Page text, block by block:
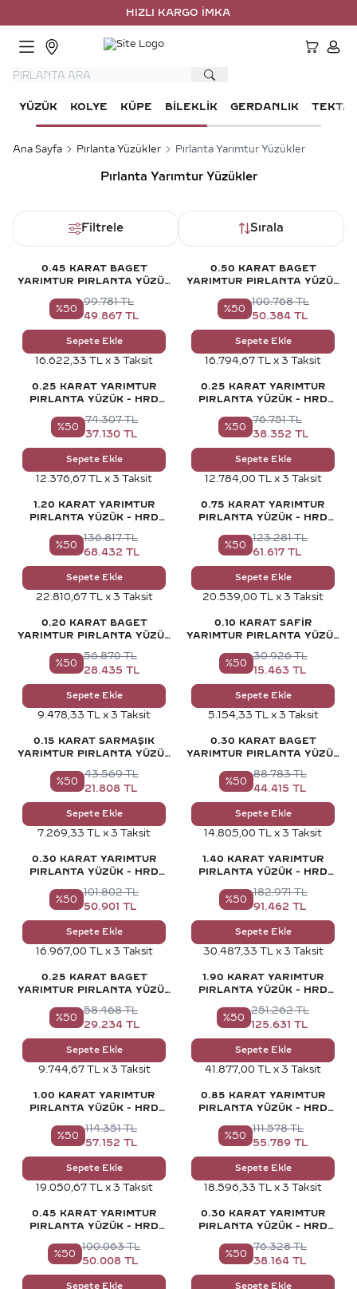
HIZLI KARGO İMKANI
YÜZÜK KOLYE KÜPE BILEKLIK GERDANLIK TEKTAŞ
Ana Sayfa Pırlanta Yüzükler Pırlanta Yarımtur Yüzükler
Pırlanta Yarımtur Yüzükler
Filtrele Sırala
0.45 KARAT BAGET
YARIMTUR PIRLANTA YÜZÜK
%50
99.781TL
49.867 TL
Sepete Ekle
16.622,33 TL x 3 Taksit
0.50 KARAT BAGET
YARIMTUR PIRLANTA YÜZÜK
%50
100.768TL
50.384TL
Sepete Ekle
16.794,67 TL x 3 Taksit
0.25 KARAT YARIMTUR
PIRLANTA YÜZÜK - HRD
%50
74.307TL
37.130TL
Sepete Ekle
12.376,67 TL x 3 Taksit
0.25 KARAT YARIMTUR
PIRLANTA YÜZÜK - HRD
%50
76.751TL
38.352 TL
Sepete Ekle
12.784,00 TL x 3 Taksit
1.20 KARAT YARIMTUR
PIRLANTA YÜZÜK - HRD
%50
136.817TL
68.432 TL
Sepete Ekle
22.810,67 TL x 3 Taksit
0.75 KARAT YARIMTUR
PIRLANTA YÜZÜK - HRD
%50
123.281TL
61.617 TL
Sepete Ekle
20.539,00 TL x 3 Taksit
0.20 KARAT BAGET
YARIMTUR PIRLANTA YÜZÜK
%50
56.870TL
28.435 TL
Sepete Ekle
9.478,33 TL x 3 Taksit
0.10 KARAT SAFIR
YARIMTUR PIRLANTA YÜZÜK
%50
30.926TL
15.463TL
Sepete Ekle
5.154,33 TL x 3 Taksit
0.15 KARAT SARMAŞIK
YARIMTUR PIRLANTA YÜZÜK
%50
43.569TL
21.808TL
Sepete Ekle
7.269,33 TL x 3 Taksit
0.30 KARAT BAGET
YARIMTUR PIRLANTA YÜZÜK
%50
88.783TL
44.415 TL
Sepete Ekle
14.805,00 TL x 3 Taksit
0.30 KARAT YARIMTUR
PIRLANTA YÜZÜK - HRD
%50
101.802TL
50.901 TL
Sepete Ekle
16.967,00 TL x 3 Taksit
1.40 KARAT YARIMTUR
PIRLANTA YÜZÜK - HRD
%50
182.971TL
91.462 TL
Sepete Ekle
30.487,33 TL x 3 Taksit
0.25 KARAT BAGET
YARIMTUR PIRLANTA YÜZÜK
%50
58.468TL
29.234TL
Sepete Ekle
9.744,67 TL x 3 Taksit
1.90 KARAT YARIMTUR
PIRLANTA YÜZÜK - HRD
%50
251.262TL
125.631 TL
Sepete Ekle
41.877,00 TL x 3 Taksit
1.00 KARAT YARIMTUR
PIRLANTA YÜZÜK - HRD
%50
114.351TL
57.152 TL
Sepete Ekle
19.050,67 TL x 3 Taksit
0.85 KARAT YARIMTUR
PIRLANTA YÜZÜK - HRD
%50
111.578TL
55.789 TL
Sepete Ekle
18.596,33 TL x 3 Taksit
0.45 KARAT YARIMTUR
PIRLANTA YÜZÜK - HRD
%50
100.063TL
50.008 TL
Sepete Ekle
0.30 KARAT YARIMTUR
PIRLANTA YÜZÜK - HRD
%50
76.328TL
38.164 TL
Sepete Ekle